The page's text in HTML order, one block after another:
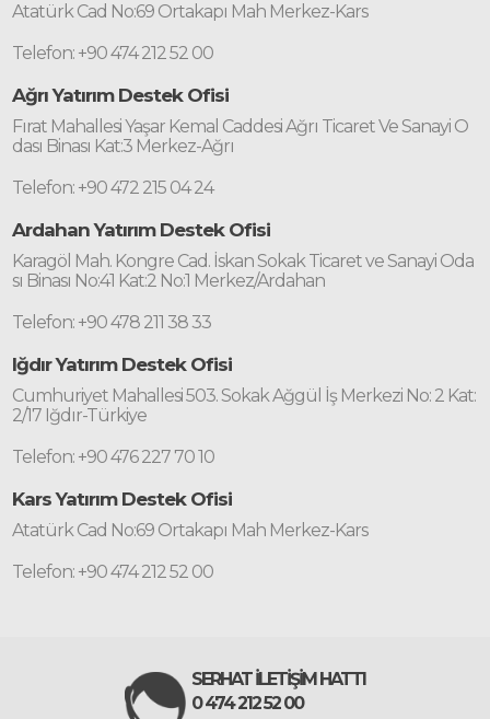
Atatürk Cad No:69 Ortakapı Mah Merkez-Kars
Telefon: +90 474 212 52 00
Ağrı Yatırım Destek Ofisi
Fırat Mahallesi Yaşar Kemal Caddesi Ağrı Ticaret Ve Sanayi O
dası Binası Kat:3 Merkez-Ağrı
Telefon: +90 472 215 04 24
Ardahan Yatırım Destek Ofisi
Karagöl Mah. Kongre Cad. İskan Sokak Ticaret ve Sanayi Oda
sı Binası No:41 Kat:2 No:1 Merkez/Ardahan
Telefon: +90 478 211 38 33
Iğdır Yatırım Destek Ofisi
Cumhuriyet Mahallesi 503. Sokak Ağgül İş Merkezi No: 2 Kat:
2/17 Iğdır-Türkiye
Telefon: +90 476 227 70 10
Kars Yatırım Destek Ofisi
Atatürk Cad No:69 Ortakapı Mah Merkez-Kars
Telefon: +90 474 212 52 00
SERHAT İLETİŞİM HATTI
0 474 212 52 00